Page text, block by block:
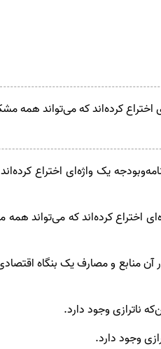
اختراع کرده‌اند که می‌تواند همه
یک واژه‌ای اختراع
اختراع کرده‌اند که می‌تواند
منابع و مصارف یک بنگاه
ناترازی وجود دارد.
وجود دارد.